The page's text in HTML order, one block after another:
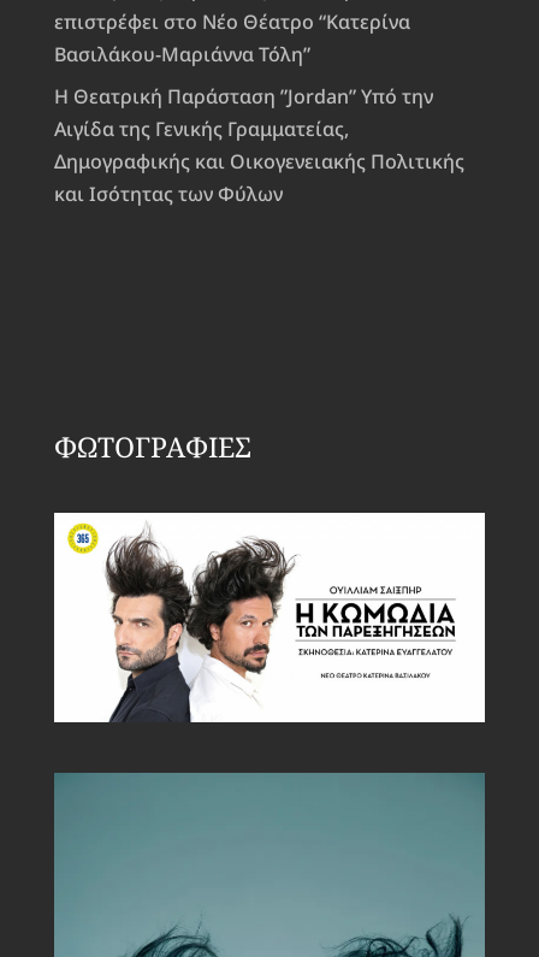
επιστρέφει στο Νέο Θέατρο “Κατερίνα
Βασιλάκου-Μαριάννα Τόλη”
Η Θεατρική Παράσταση ”Jordan” Υπό την
Αιγίδα της Γενικής Γραμματείας,
Δημογραφικής και Οικογενειακής Πολιτικής
και Ισότητας των Φύλων
ΦΩΤΟΓΡΑΦΙΕΣ